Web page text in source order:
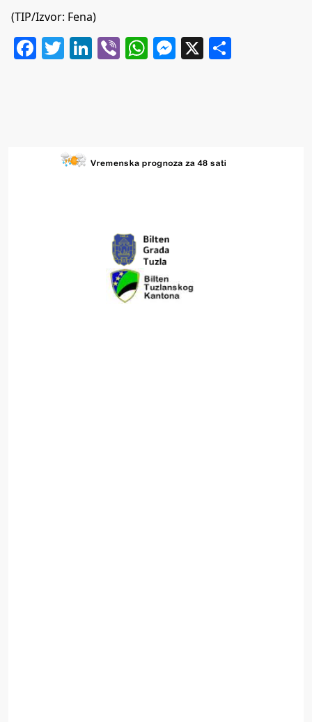
(TIP/Izvor: Fena)
Facebook
Twitter
LinkedIn
ViberWhatsApp
Messenger
X